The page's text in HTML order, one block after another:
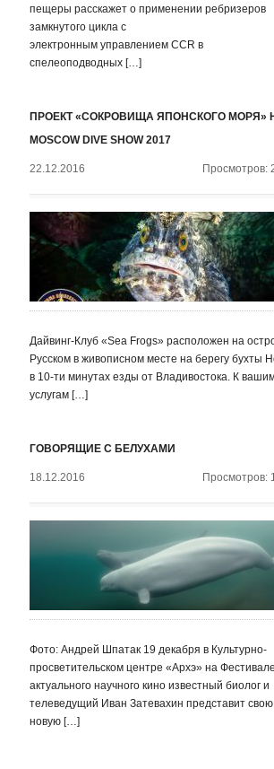
пещеры расскажет о применении ребризеров
замкнутого цикла с
электронным управлением CCR в
спелеоподводных […]
ПРОЕКТ «СОКРОВИЩА ЯПОНСКОГО МОРЯ»
MOSCOW DIVE SHOW 2017
22.12.2016 Просмотров:
Дайвинг-Клуб «Sea Frogs» расположен на
Русском в живописном месте на берегу бухты
в 10-ти минутах езды от Владивостока. К
услугам […]
ГОВОРЯЩИЕ С БЕЛУХАМИ
18.12.2016 Просмотров:
Фото: Андрей Шпатак 19 декабря в Культурно-
просветительском центре «Архэ» на
актуального научного кино известный биолог и
телеведущий Иван Затевахин представит свою
новую […]